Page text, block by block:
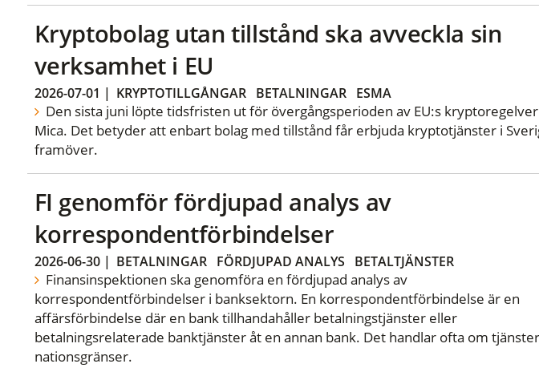
Kryptobolag utan tillstånd ska avveckla sin
verksamhet i EU
2026-07-01 | KRYPTOTILLGÅNGAR BETALNINGAR ESMA
Den sista juni löpte tidsfristen ut för övergångsperioden av EU:s
Mica. Det betyder att enbart bolag med tillstånd får erbjuda kryptotjänster i
framöver.
FI genomför fördjupad analys av
korrespondentförbindelser
2026-06-30| BETALNINGAR FÖRDJUPAD ANALYS BETALTJÄNSTER
Finansinspektionen ska genomföra en fördjupad analys av
korrespondentförbindelser i banksektorn. En korrespondentförbindelse är en
affärsförbindelse där en bank tillhandahåller betalningstjänster eller
betalningsrelaterade banktjänster åt en annan bank. Det handlar ofta om
nationsgränser.